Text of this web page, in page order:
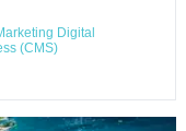
Digital
(CMS)